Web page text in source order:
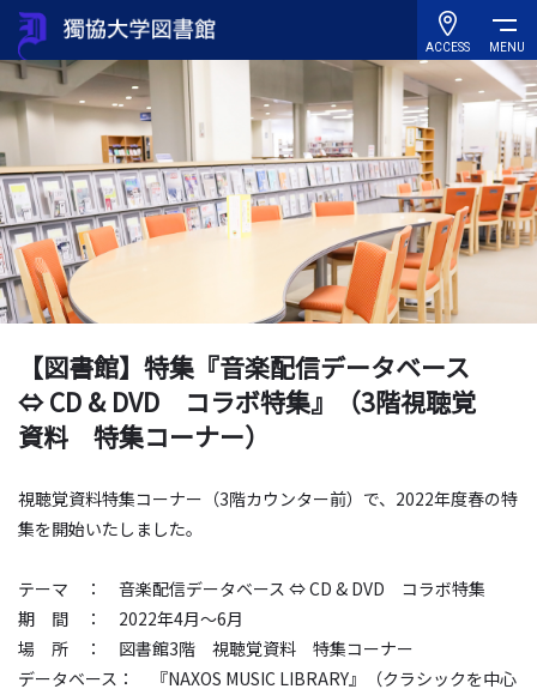
ACCESS MENU
【図書館】特集『音楽配信データベース
⇔ CD & DVD コラボ特集』（3階視聴覚
資料 特集コーナー）
視聴覚資料特集コーナー（3階カウンター前）で、2022年度春の特
集を開始いたしました。
テーマ ： 音楽配信データベース ⇔ CD & DVD コラボ特集
期 間 ： 2022年4月～6月
場 所 ： 図書館3階 視聴覚資料 特集コーナー
データベース： 『NAXOS MUSIC LIBRARY』（クラシックを中心